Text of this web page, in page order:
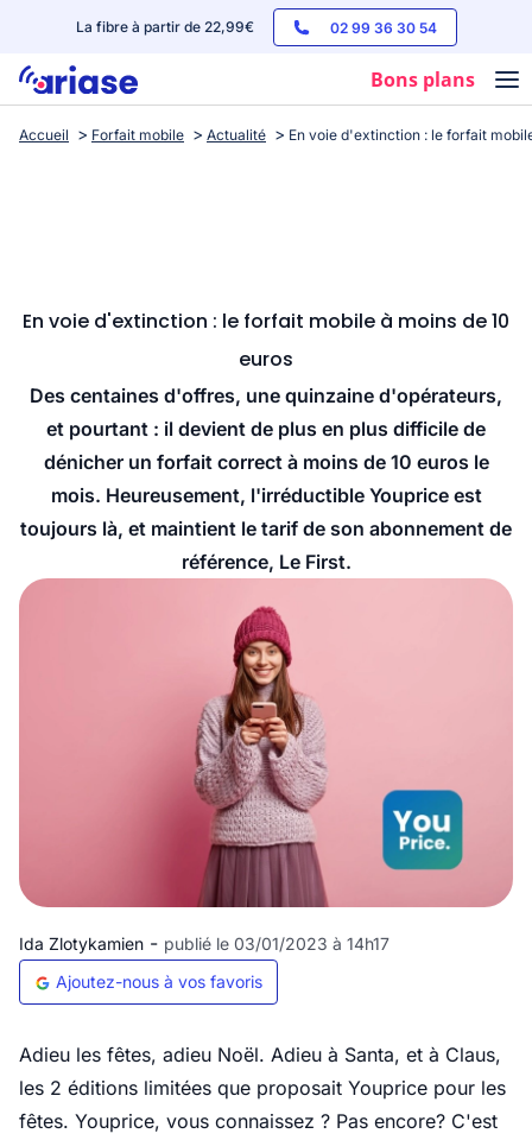
La fibre à partir de 22,99€ 02 99 36 30 54
Bons plans
Box internet
Streaming
Accueil Forfait mobile Actualité En voie d'extinction : le forfait
En voie d'extinction : le forfait mobile à moins de 10
euros
Des centaines d'offres, une quinzaine d'opérateurs,
et pourtant : il devient de plus en plus difficile de
dénicher un forfait correct à moins de 10 euros le
mois. Heureusement, l'irréductible Youprice est
toujours là, et maintient le tarif de son abonnement de
référence, Le First.
Ida Zlotykamien - publié le 03/01/2023 à 14h17
Ajoutez-nous à vos favoris
Adieu les fêtes, adieu Noël. Adieu à Santa, et à Claus,
les 2 éditions limitées que proposait Youprice pour les
fêtes. Youprice, vous connaissez ? Pas encore? C'est